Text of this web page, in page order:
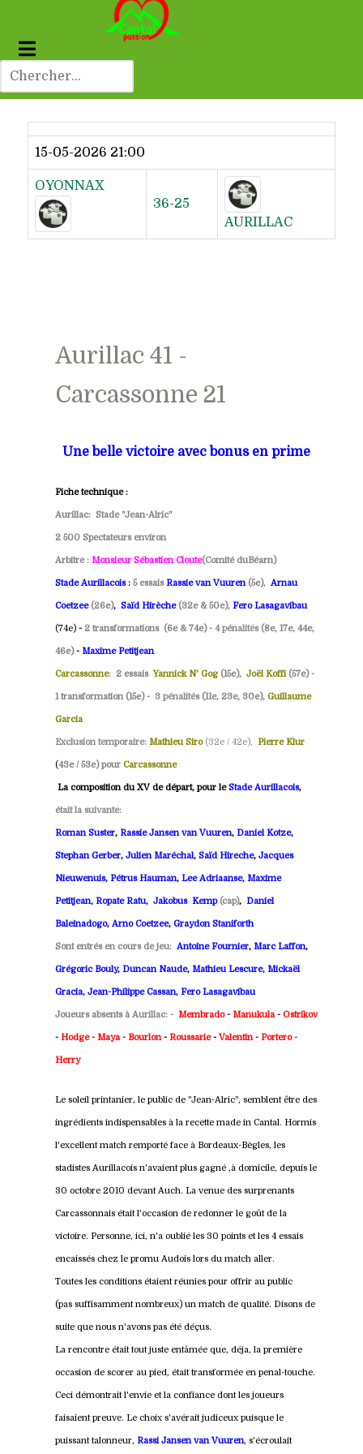
Dernier résultat
15-05-2026 21:00
OYONNAX
36-25
AURILLAC
Aurillac 41 -
Carcassonne 21
Une belle victoire avec bonus en prime
Fiche technique :
Aurillac: Stade "Jean-Alric"
2 500 Spectateurs environ
Arbitre : Monsieur Sébastien Cloute(Comité duBéarn)
Stade Aurillacois : 5 essais Rassie van Vuuren (5e), Arnau
Coetzee (26e), Saïd Hirèche (32e & 50e), Fero Lasagavibau
(74e) - 2 transformations (6e & 74e) - 4 pénalités (8e, 17e, 44e,
46e)- Maxime Petitjean
Carcassonne: 2 essais Yannick N' Gog (15e), Joël Koffi(57e) -
1 transformation (15e) - 3 pénalités (11e, 23e, 30e), Guillaume
Garcia
Exclusion temporaire: Mathieu Siro (32e / 42e), Pierre Klur
(43e / 53e) pour Carcassonne
La composition du XV de départ, pour leStade Aurillacois,
était la suivante:
Roman Suster, Rassie Jansen van Vuuren, Daniel Kotze,
Stephan Gerber, Julien Maréchal, Saïd Hireche, Jacques
Nieuwenuis, Pétrus Hauman, Lee Adriaanse, Maxime
Petitjean, Ropate Ratu, JakobusKemp (cap), Daniel
Baleinadogo, Arno Coetzee, Graydon Staniforth
Sont entrés en cours de jeu: Antoine Fournier, Marc Laffon,
Grégoric Bouly, Duncan Naude, Mathieu Lescure, Mickaël
Gracia, Jean-Philippe Cassan, Fero Lasagavibau
Joueurs absents à Aurillac: - Membrado- Manukula- Ostrikov
- Hodge- Maya- Bourlon - Roussarie- Valentin- Portero -
Herry
Le soleil printanier, le public de "Jean-Alric", semblent être des
ingrédients indispensables à la recette made in Cantal. Hormis
l'excellent match remporté face à Bordeaux-Bègles, les
stadistes Aurillacois n'avaient plus gagné ,à domicile, depuis le
30 octobre 2010 devant Auch. La venue des surprenants
Carcassonnais était l'occasion de redonner le goût de la
victoire. Personne, ici, n'a oublié les 30 points et les 4 essais
encaissés chez le promu Audois lors du match aller.
Toutes les conditions étaient réunies pour offrir au public
(pas suffisamment nombreux) un match de qualité. Disons de
suite que nous n'avons pas été déçus.
La rencontre était tout juste entâmée que, déja, la première
occasion de scorer au pied, était transformée en penal-touche.
Ceci démontrait l'envie et la confiance dont les joueurs
faisaient preuve. Le choix s'avérait judiceux puisque le
puissant talonneur, Rassi Jansen van Vuuren, s'écroulait